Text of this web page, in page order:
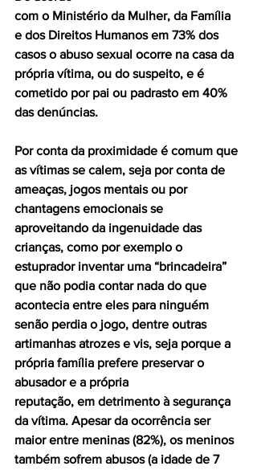
com o Ministério da Mulher, da Família
e dos Direitos Humanos em 73% dos
casos o abuso sexual ocorre na casa da
própria vítima, ou do suspeito, e é
cometido por pai ou padrasto em 40%
das denúncias.
Por conta da proximidade é comum que
as vítimas se calem, seja por conta de
ameaças, jogos mentais ou por
chantagens emocionais se
aproveitando da ingenuidade das
crianças, como por exemplo o
estuprador inventar uma “brincadeira”
que não podia contar nada do que
acontecia entre eles para ninguém
senão perdia o jogo, dentre outras
artimanhas atrozes e vis, seja porque a
própria família prefere preservar o
abusador e a própria
reputação, em detrimento à segurança
da vítima. Apesar da ocorrência ser
maior entre meninas (82%), os meninos
também sofrem abusos (a idade de 7